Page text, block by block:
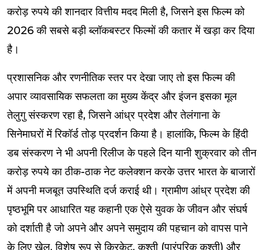
करोड़ रुपये की शानदार वित्तीय मदद मिली है, जिसने इस फिल्म को
2026 की सबसे बड़ी ब्लॉकबस्टर फिल्मों की कतार में खड़ा कर दिया
है।
प्रशासनिक और रणनीतिक स्तर पर देखा जाए तो इस फिल्म की
अपार व्यावसायिक सफलता का मुख्य केंद्र और इंजन इसका मूल
तेलुगु संस्करण रहा है, जिसने आंध्र प्रदेश और तेलंगाना के
सिनेमाघरों में रिकॉर्ड तोड़ प्रदर्शन किया है। हालांकि, फिल्म के हिंदी
डब संस्करण ने भी अपनी रिलीज के पहले दिन यानी शुक्रवार को तीन
करोड़ रुपये का ठीक-ठाक नेट कलेक्शन करके उत्तर भारत के बाजारों
में अपनी मजबूत उपस्थिति दर्ज कराई थी। ग्रामीण आंध्र प्रदेश की
पृष्ठभूमि पर आधारित यह कहानी एक ऐसे युवक के जीवन और संघर्ष
को दर्शाती है जो अपने और अपने समुदाय की पहचान को वापस पाने
के लिए खेल, विशेष रूप से क्रिकेट, कुश्ती (पारंपरिक कुश्ती) और